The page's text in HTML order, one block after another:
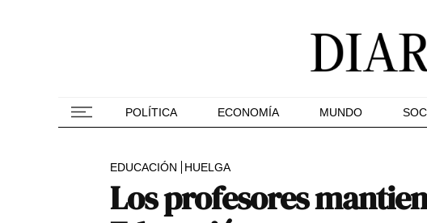
POLÍTICA ECONOMÍA MUNDO
EDUCACIÓN HUELGA
Los profesores